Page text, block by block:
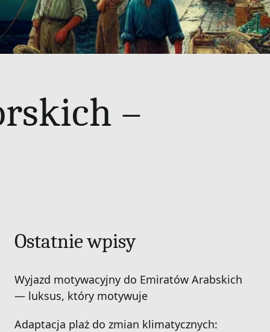
–
Ostatnie wpisy
Wyjazd motywacyjny do Emiratów Arabskich
— luksus, który motywuje
Adaptacja plaż do zmian klimatycznych: